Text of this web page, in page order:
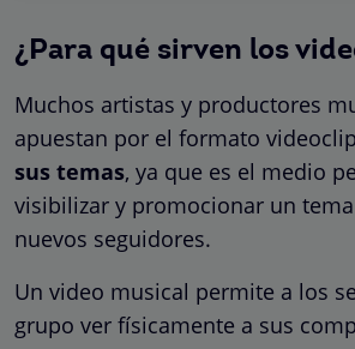
¿Para qué sirven los
Muchos artistas y productores
apuestan por el formato videoclip
sus temas, ya que es el medio
visibilizar y promocionar un
nuevos seguidores.
Un video musical permite a los
grupo ver físicamente a sus